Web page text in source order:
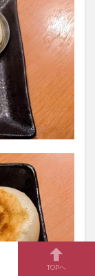
TOPへ